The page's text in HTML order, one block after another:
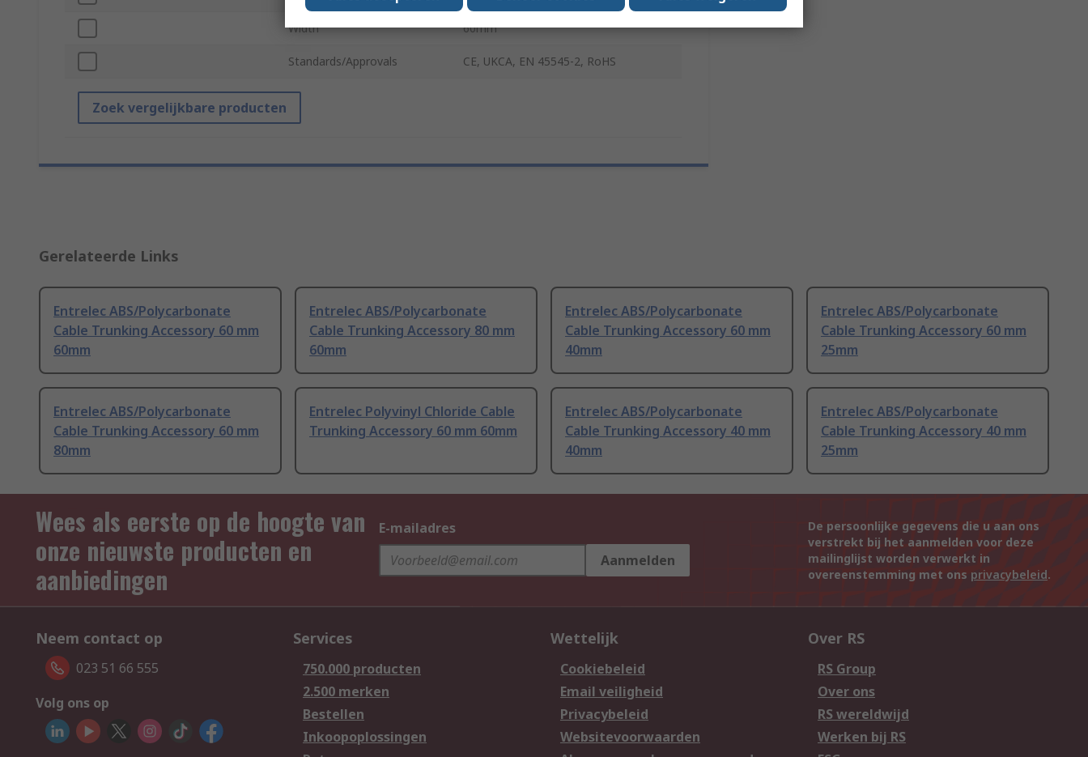
Width 60mm
Standards/Approvals CE, UKCA, EN 45545-2, RoHS
Zoek vergelijkbare producten
Gerelateerde Links
Entrelec ABS/Polycarbonate
Cable Trunking Accessory 60 mm
60mm
Entrelec ABS/Polycarbonate
Cable Trunking Accessory 80 mm
60mm
Entrelec ABS/Polycarbonate
Cable Trunking Accessory 60 mm
40mm
Entrelec ABS/Polycarbonate
Cable Trunking Accessory 60 mm
25mm
Entrelec ABS/Polycarbonate
Cable Trunking Accessory 60 mm
80mm
Entrelec Polyvinyl Chloride Cable
Trunking Accessory 60 mm 60mm
Entrelec ABS/Polycarbonate
Cable Trunking Accessory 40 mm
40mm
Entrelec ABS/Polycarbonate
Cable Trunking Accessory 40 mm
25mm
Wees als eerste op de hoogte van
onze nieuwste producten en
aanbiedingen
E-mailadres
Aanmelden
De persoonlijke gegevens die u aan ons
verstrekt bij het aanmelden voor deze
mailinglijst worden verwerkt in
overeenstemming met ons privacybeleid.
Neem contact op
023 51 66 555
Volg ons op
Services
750.000 producten
2.500 merken
Bestellen
Inkoopoplossingen
Wettelijk
Cookiebeleid
Email veiligheid
Privacybeleid
Websitevoorwaarden
Over RS
RS Group
Over ons
RS wereldwijd
Werken bij RS